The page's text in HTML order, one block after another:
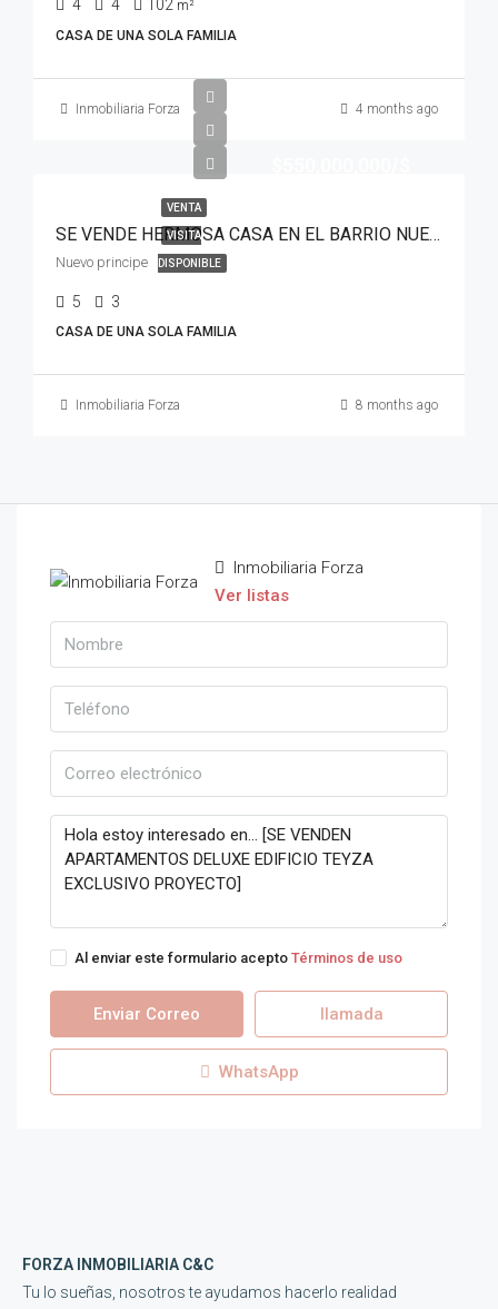
4 4 102 m²
CASA DE UNA SOLA FAMILIA
Inmobiliaria Forza 4 months ago
VENTA
VISITA
DISPONIBLE
SE VENDE HERMOSA CASA EN EL BARRIO NUEVO PRINCIPE
Nuevo principe
5 3
CASA DE UNA SOLA FAMILIA
Inmobiliaria Forza 8 months ago
Inmobiliaria Forza
Ver listas
Al enviar este formulario acepto Términos de uso
Enviar Correo llamada
WhatsApp
FORZA INMOBILIARIA C&C
Tu lo sueñas, nosotros te ayudamos hacerlo realidad